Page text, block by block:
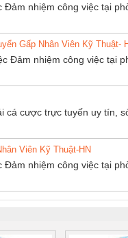
Đảm nhiệm công việc tại
Gấp Nhân Viên Kỹ Thuật-
Đảm nhiệm công việc tại
cá cược trực tuyến uy tín,
Viên Kỹ Thuật-HN
Đảm nhiệm công việc tại